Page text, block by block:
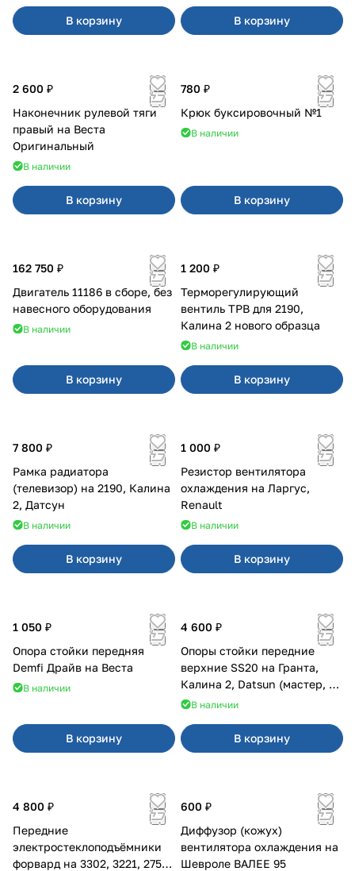
В корзину В корзину
2 600 ₽
Наконечник рулевой тяги
правый на Веста
Оригинальный
В наличии
В корзину
780 ₽
Крюк буксировочный №1
В наличии
В корзину
162 750 ₽
Двигатель 11186 в сборе, без
навесного оборудования
В наличии
В корзину
1 200 ₽
Терморегулирующий
вентиль ТРВ для 2190,
Калина 2 нового образца
В наличии
В корзину
7 800 ₽
Рамка радиатора
(телевизор) на 2190, Калина
2, Датсун
В наличии
В корзину
1 000 ₽
Резистор вентилятора
охлаждения на Ларгус,
Renault
В наличии
В корзину
1 050 ₽
Опора стойки передняя
Demfi Драйв на Веста
В наличии
В корзину
4 600 ₽
Опоры стойки передние
верхние SS20 на Гранта,
Калина 2, Datsun (мастер, с
ЭлУР, с подшипником) 2шт
В наличии
В корзину
4 800 ₽
Передние
электростеклоподъёмники
форвард на 3302, 3221, 2752,
600 ₽
Диффузор (кожух)
вентилятора охлаждения на
Шевроле ВАЛЕЕ 95